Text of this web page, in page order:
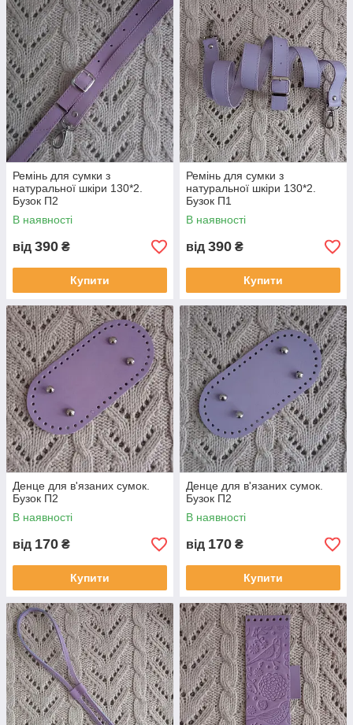
Ремінь для сумки з
натуральної шкіри 130*2.
Бузок П2
В наявності
від 390 ₴
Купити
Ремінь для сумки з
натуральної шкіри 130*2.
Бузок П1
В наявності
від 390 ₴
Купити
Денце для в'язаних сумок.
Бузок П2
В наявності
від 170 ₴
Купити
Денце для в'язаних сумок.
Бузок П2
В наявності
від 170 ₴
Купити